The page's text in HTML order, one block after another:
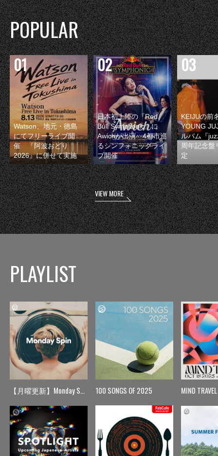
POPULAR
Watson、地元・徳島
にてフリーライブ開
催 『阿波おどり
2026』に併せて実施
日本初上陸の『Red
Bull Symphonic』に
Awichが出演 4都市巡
るシンフォニックライ
ブ開催
KEIJUの前
YOUNG
ルバム『
周年記念盤
定
VIEW MORE
PLAYLIST
【月曜更新】Monday Spin 100 SONGS OF 2025 MIND TRAVEL